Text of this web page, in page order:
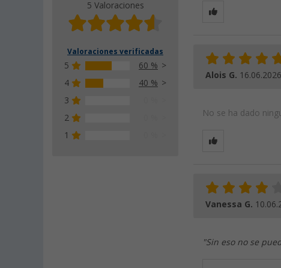
5 Valoraciones
Valoraciones verificadas
5
60 %
4
40 %
3
2
1
Alois G. 16.06.2026
No se ha dado
Vanessa G.
"Sin eso no se